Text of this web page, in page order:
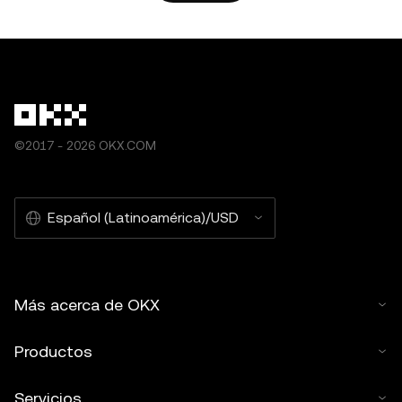
corresponde], © 2025 OKX". Algunos contenidos pueden
ni otros usos de este artículo.
©2017 - 2026 OKX.COM
Español (Latinoamérica)/USD
Más acerca de OKX
Productos
Servicios